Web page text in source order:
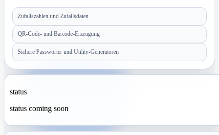
Zufallszahlen und Zufallsdaten
QR-Code- und Barcode-Erzeugung
Sichere Passwörter und Utility-Generatoren
status
status coming soon